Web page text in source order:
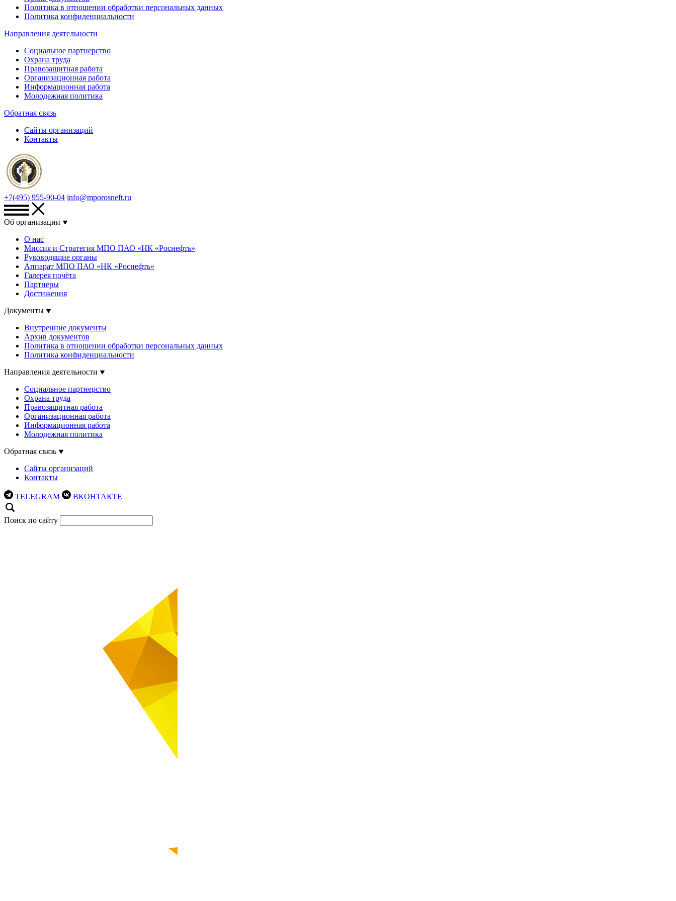
Политика в отношении обработки персональных данных
Политика конфиденциальности
Направления деятельности
Социальное партнерство
Охрана труда
Правозащитная работа
Организационная работа
Информационная работа
Молодежная политика
Обратная связь
Сайты организаций
Контакты
+7(495) 955-90-04 info@mporosneft.ru
Об организации
О нас
Миссия и Стратегия МПО ПАО «НК «Роснефть»
Руководящие органы
Аппарат МПО ПАО «НК «Роснефть»
Галерея почёта
Партнеры
Достижения
Документы
Внутренние документы
Архив документов
Политика в отношении обработки персональных данных
Политика конфиденциальности
Направления деятельности
Социальное партнерство
Охрана труда
Правозащитная работа
Организационная работа
Информационная работа
Молодежная политика
Обратная связь
Сайты организаций
Контакты
TELEGRAM ВКОНТАКТЕ
Поиск по сайту